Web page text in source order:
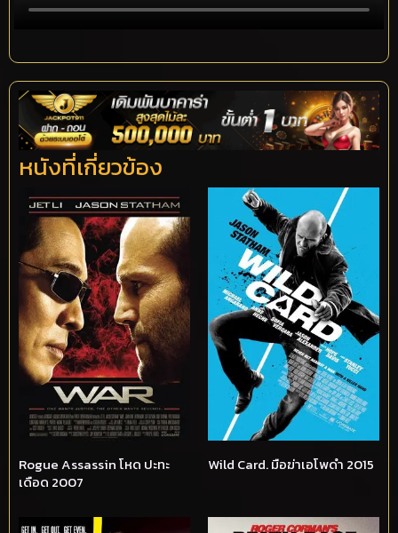
หนังที่เกี่ยวข้อง
Rogue Assassin โหด ปะทะ
เดือด 2007
Wild Card. มือฆ่าเอโพดำ 2015